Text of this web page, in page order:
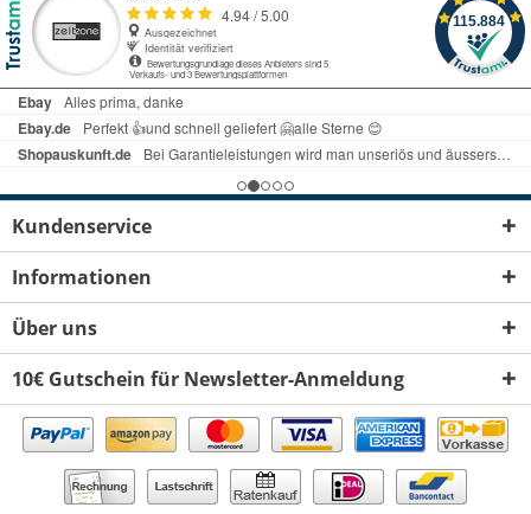
Kundenservice
Informationen
Über uns
10€ Gutschein für Newsletter-Anmeldung